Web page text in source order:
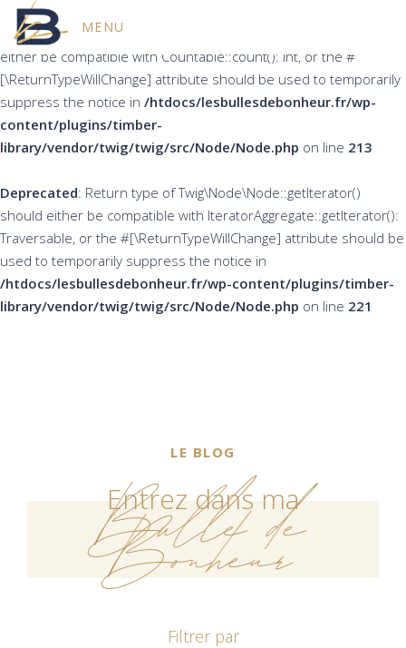
Deprecated
: Return type of Twig\Node\Node::count() should
either be compatible with Countable::count(): int, or the #
[\ReturnTypeWillChange] attribute should be used to temporarily
suppress the notice in /htdocs/lesbullesdebonheur.fr/wp-
content/plugins/timber-
library/vendor/twig/twig/src/Node/Node.php on line 213
Deprecated: Return type of Twig\Node\Node::getIterator()
should either be compatible with IteratorAggregate::getIterator():
Traversable, or the #[\ReturnTypeWillChange] attribute should be
used to temporarily suppress the notice in
/htdocs/lesbullesdebonheur.fr/wp-content/plugins/timber-
library/vendor/twig/twig/src/Node/Node.php on line 221
MENU
LE BLOG
Entrez dans ma
Bulle de
Bonheur
Filtrer par